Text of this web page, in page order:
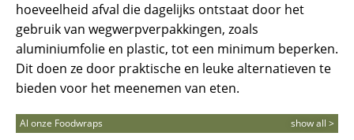
hoeveelheid afval die dagelijks ontstaat door het
gebruik van wegwerpverpakkingen, zoals
aluminiumfolie en plastic, tot een minimum beperken.
Dit doen ze door praktische en leuke alternatieven te
bieden voor het meenemen van eten.
Al onze Foodwraps show all >